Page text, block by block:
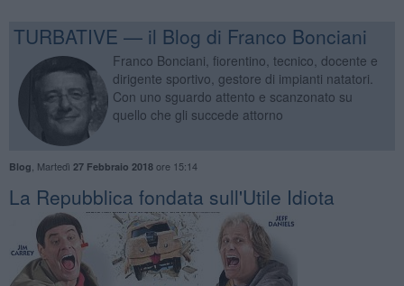
TURBATIVE — il Blog di Franco Bonciani
Franco Bonciani, fiorentino, tecnico, docente e
dirigente sportivo, gestore di impianti natatori.
Con uno sguardo attento e scanzonato su
quello che gli succede attorno
Blog Martedì 27 Febbraio 2018ore 15:14
La Repubblica fondata sull'Utile Idiota